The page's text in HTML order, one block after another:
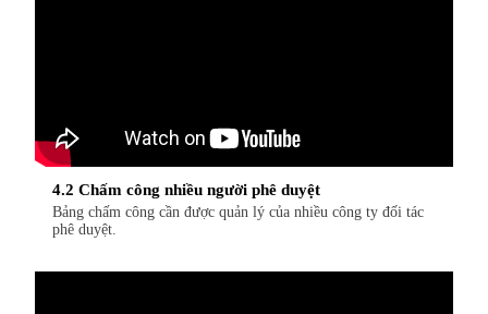
4.2 Chấm công nhiều người phê duyệt
Bảng chấm công cần được quản lý của nhiều công ty đối tác
phê duyệt.